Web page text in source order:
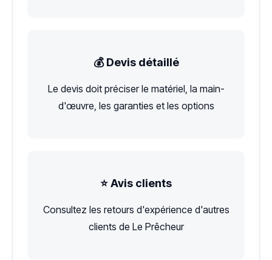
💰 Devis détaillé
Le devis doit préciser le matériel, la main-
d'œuvre, les garanties et les options
⭐ Avis clients
Consultez les retours d'expérience d'autres
clients de Le Prêcheur